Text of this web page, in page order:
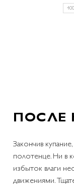
ПОСЛЕ
Закончив
полотенце. Ни в
избыток влаги
движениями.